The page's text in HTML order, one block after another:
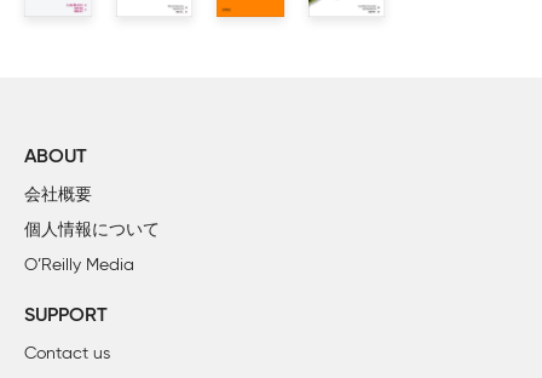
    3.4　作成
    3.5　ローンチ
    3.7　まとめ
4章　限りある時間
ABOUT
会社概要
個人情報について
O’Reilly Media
SUPPORT
Contact us